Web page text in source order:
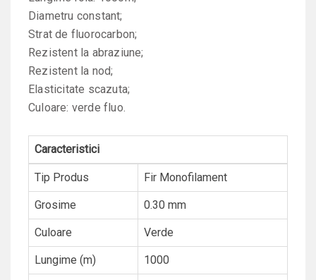
Diametru constant;
Strat de fluorocarbon;
Rezistent la abraziune;
Rezistent la nod;
Elasticitate scazuta;
Culoare: verde fluo.
Caracteristici
Tip Produs Fir Monofilament
Grosime 0.30 mm
Culoare Verde
Lungime (m) 1000